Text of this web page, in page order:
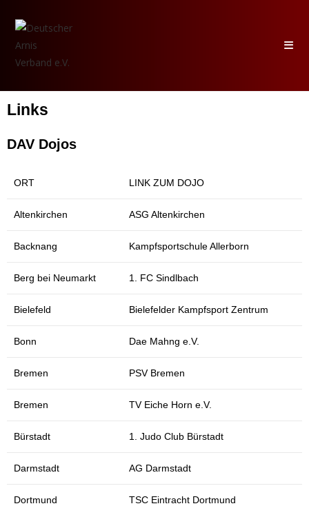
Links
DAV Dojos
ORT LINK ZUM DOJO
Altenkirchen ASG Altenkirchen
Backnang Kampfsportschule Allerborn
Berg bei Neumarkt 1. FC Sindlbach
Bielefeld Bielefelder Kampfsport Zentrum
Bonn Dae Mahng e.V.
Bremen PSV Bremen
Bremen TV Eiche Horn e.V.
Bürstadt 1. Judo Club Bürstadt
Darmstadt AG Darmstadt
Dortmund TSC Eintracht Dortmund